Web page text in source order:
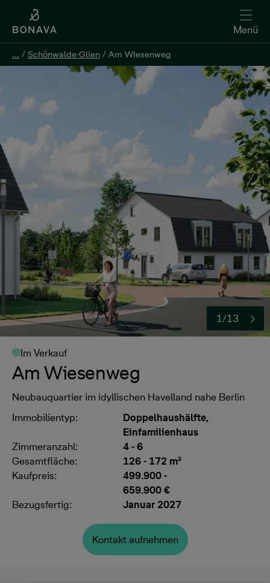
Menü
... / Schönwalde-Glien / Am Wiesenweg
1/13
Im Verkauf
Am Wiesenweg
Neubauquartier im idyllischen Havelland nahe Berlin
Immobilientyp:
Doppelhaushälfte,
Einfamilienhaus
Zimmeranzahl:
4 - 6
Gesamtfläche:
126 - 172 m²
Kaufpreis:
499.900 -
659.900 €
Bezugsfertig:
Januar 2027
Kontakt aufnehmen
... / Schönwalde-Glien / Am Wiesenweg
Kontakt aufnehmen